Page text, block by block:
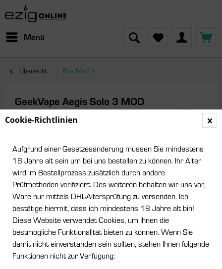
Menü
Übersicht Box Mod´s
GeekVape Aegis Solo 3 MOD
Dieser Artikel steht derzeit nicht zur Verfügung!
Cookie-Richtlinien
Aufgrund einer Gesetzesänderung müssen Sie mindestens
18 Jahre alt sein um bei uns bestellen zu können. Ihr Alter
wird im Bestellprozess zusätzlich durch andere
Prüfmethoden verifiziert. Des weiteren behalten wir uns vor,
Ware nur mittels DHL-Altersprüfung zu versenden. Ich
bestätige hiermit, dass ich mindestens 18 Jahre alt bin!
Diese Website verwendet Cookies, um Ihnen die
bestmögliche Funktionalität bieten zu können. Wenn Sie
damit nicht einverstanden sein sollten, stehen Ihnen folgende
Funktionen nicht zur Verfügung: